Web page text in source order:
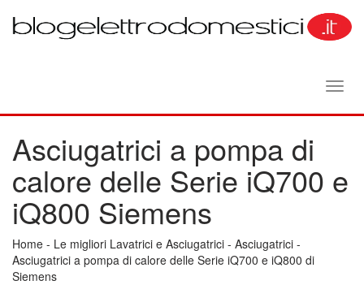
Asciugatrici a pompa di
calore delle Serie iQ700 e
iQ800 Siemens
Home - Le migliori Lavatrici e Asciugatrici - Asciugatrici -
Asciugatrici a pompa di calore delle Serie iQ700 e iQ800 di
Siemens